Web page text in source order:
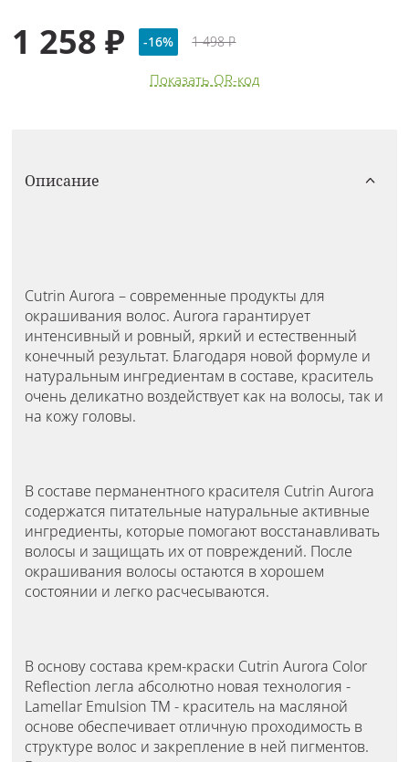
1 258 ₽ -16% 1 498 ₽
Показать QR-код
Описание
Cutrin Aurora – современные продукты для
окрашивания волос. Aurora гарантирует
интенсивный и ровный, яркий и естественный
конечный результат. Благодаря новой формуле и
натуральным ингредиентам в составе, краситель
очень деликатно воздействует как на волосы, так и
на кожу головы.
В составе перманентного красителя Cutrin Aurora
содержатся питательные натуральные активные
ингредиенты, которые помогают восстанавливать
волосы и защищать их от повреждений. После
окрашивания волосы остаются в хорошем
состоянии и легко расчесываются.
В основу состава крем-краски Cutrin Aurora Color
Reflection легла абсолютно новая технология -
Lamellar Emulsion TM - краситель на масляной
основе обеспечивает отличную проходимость в
структуре волос и закрепление в ней пигментов.